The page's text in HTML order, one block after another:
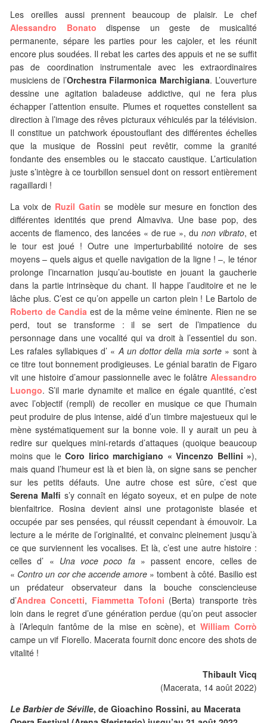
Les oreilles aussi prennent beaucoup de plaisir. Le chef
Alessandro Bonato dispense un geste de musicalité
permanente, sépare les parties pour les cajoler, et les réunit
encore plus soudées. Il rebat les cartes des appuis et ne se suffit
pas de coordination instrumentale avec les extraordinaires
musiciens de l’Orchestra Filarmonica Marchigiana. L’ouverture
dessine une agitation baladeuse addictive, qui ne fera plus
échapper l’attention ensuite. Plumes et roquettes constellent sa
direction à l’image des rêves picturaux véhiculés par la télévision.
Il constitue un patchwork époustouflant des différentes échelles
que la musique de Rossini peut revêtir, comme la granité
fondante des ensembles ou le staccato caustique. L’articulation
juste s’intègre à ce tourbillon sensuel dont on ressort entièrement
ragaillardi !
La voix de Ruzil Gatin se modèle sur mesure en fonction des
différentes identités que prend Almaviva. Une base pop, des
accents de flamenco, des lancées « de rue », dunon vibrato, et
le tour est joué ! Outre une imperturbabilité notoire de ses
moyens – quels aigus et quelle navigation de la ligne ! –, le ténor
prolonge l’incarnation jusqu’au-boutiste en jouant la gaucherie
dans la partie intrinsèque du chant. Il happe l’auditoire et ne le
lâche plus. C’est ce qu’on appelle un carton plein ! Le Bartolo de
Roberto de Candia est de la même veine éminente. Rien ne se
perd, tout se transforme : il se sert de l’impatience du
personnage dans une vocalité qui va droit à l’essentiel du son.
Les rafales syllabiques d’ «A un dottor della mia sorte » sont à
ce titre tout bonnement prodigieuses. Le génial baratin de Figaro
vit une histoire d’amour passionnelle avec le folâtre Alessandro
Luongo. S’il marie dynamite et malice en égale quantité, c’est
avec l’objectif (rempli) de recoller en musique ce que l’humain
peut produire de plus intense, aidé d’un timbre majestueux qui le
mène systématiquement sur la bonne voie. Il y aurait un peu à
redire sur quelques mini-retards d’attaques (quoique beaucoup
moins que leCoro lirico marchigiano « Vincenzo Bellini »),
mais quand l’humeur est là et bien là, on signe sans se pencher
sur les petits défauts. Une autre chose est sûre, c’est que
Serena Malfi s’y connaît en légato soyeux, et en pulpe de note
bienfaitrice. Rosina devient ainsi une protagoniste blasée et
occupée par ses pensées, qui réussit cependant à émouvoir. La
lecture a le mérite de l’originalité, et convainc pleinement jusqu’à
ce que surviennent les vocalises. Et là, c’est une autre histoire :
celles d’ « Una voce poco fa» passent encore, celles de
« Contro un cor che accende amore » tombent à côté. Basilio est
un prédateur observateur dans la bouche consciencieuse
d’Andrea Concetti, Fiammetta Tofoni (Berta) transporte très
loin dans le regret d’une génération perdue (qu’on peut associer
à l’Arlequin fantôme de la mise en scène), etWilliam Corrò
campe un vif Fiorello. Macerata fournit donc encore des shots de
vitalité !
Thibault Vicq
(Macerata, 14 août 2022)
Le Barbier de Séville, de Gioachino Rossini, au Macerata